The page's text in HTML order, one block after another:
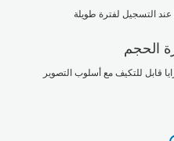
عند التسجيل لفترة طويلة
الحجم
قابل للتكيف مع أسلوب التصوير